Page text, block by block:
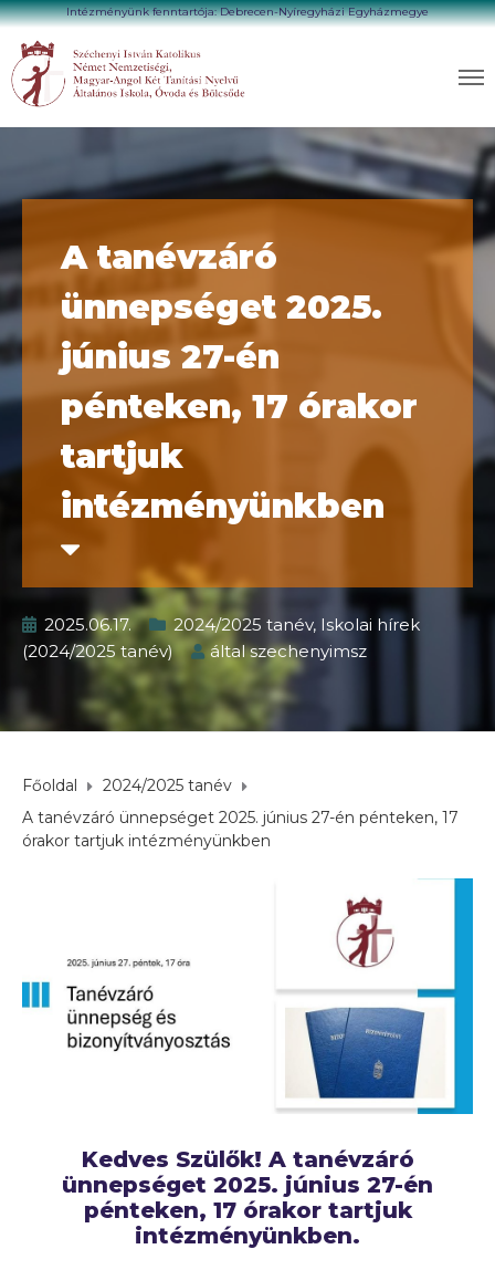
Intézményünk fenntartója: Debrecen-Nyíregyházi Egyházmegye
A tanévzáró
ünnepséget 2025.
június 27-én
pénteken, 17 órakor
tartjuk
intézményünkben
2025.06.17. 2024/2025 tanév, Iskolai hírek
(2024/2025 tanév)
általszechenyimsz
Főoldal
2024/2025 tanév
A tanévzáró ünnepséget 2025. június 27-én pénteken, 17
órakor tartjuk intézményünkben
Kedves Szülők! A tanévzáró
ünnepséget 2025. június 27-én
pénteken, 17 órakor tartjuk
intézményünkben.